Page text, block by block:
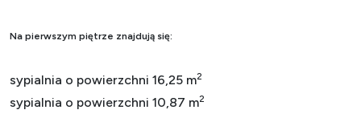
Na pierwszym piętrze znajdują się:
sypialnia o powierzchni 16,25 m2
sypialnia o powierzchni 10,87 m2